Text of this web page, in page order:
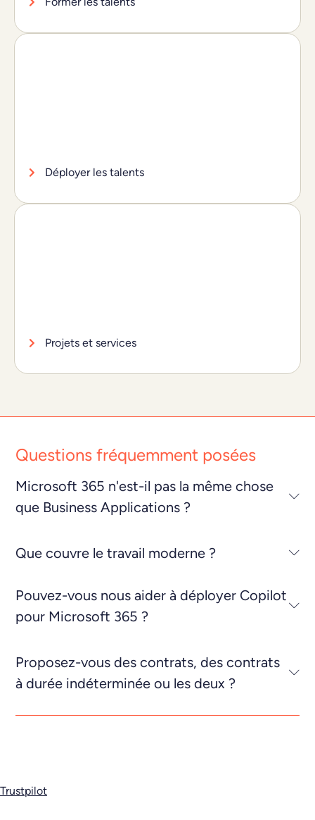
Déployer les talents
Projets et services
Questions fréquemment posées
Microsoft 365 n'est-il pas la même chose
que Business Applications ?
Que couvre le travail moderne ?
Pouvez-vous nous aider à déployer Copilot
pour Microsoft 365 ?
Proposez-vous des contrats, des contrats
à durée indéterminée ou les deux ?
Trustpilot